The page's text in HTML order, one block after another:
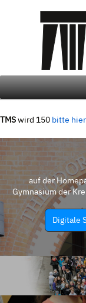
TMSwird 150 bitte
auf der
Gymnasium der
Digitale